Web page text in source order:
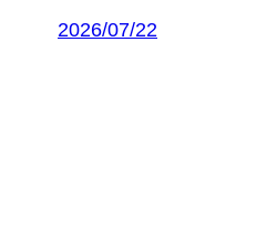
2026/07/22